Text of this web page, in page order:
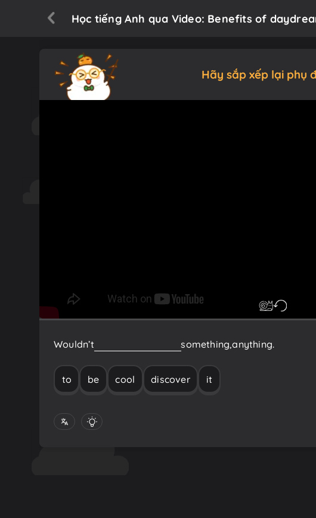
Học tiếng Anh qua Video: Benefits of
Hãy sắp xếp lại phụ
Wouldn’t discoversomething,anything.
to be cool discover it